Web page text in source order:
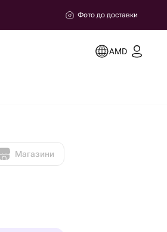
Фото до доставки
AMD
Магазини